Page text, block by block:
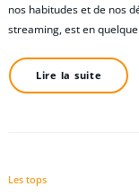
nos habitudes et de nos
streaming, est en
Lire la suite
Les tops